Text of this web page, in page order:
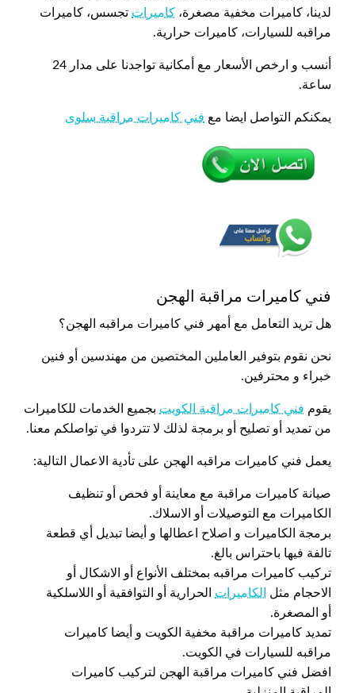
لدينا، كاميرات مخفية مصغرة، كاميرات تجسس، كاميرات
مراقبه للسيارات، كاميرات حرارية.
أنسب و ارخص الأسعار مع أمكانية تواجدنا على مدار 24
ساعة.
يمكنكم التواصل ايضا مع فني كاميرات مراقبة سلوى
فني كاميرات مراقبة الهجن
هل تريد التعامل مع أمهر فني كاميرات مراقبه الهجن؟
نحن نقوم بتوفير العاملين المختصين من مهندسين أو فنين
خبراء و محترفين.
يقوم فني كاميرات مراقبة الكويت بجميع الخدمات للكاميرات
من تمديد أو تصليح أو برمجة لذلك لا تتردوا في تواصلكم معنا.
يعمل فني كاميرات مراقبه الهجن على تأدية الاعمال التالية:
صيانة كاميرات مراقبة مع معاينة أو فحص أو تنظيف
الكاميرات مع التوصيلات أو الاسلاك.
برمجة الكاميرات و اصلاح اعطالها و أيضا تبديل أي قطعة
تالفة فيها باحتراس بالغ.
تركيب كاميرات مراقبه بمختلف الأنواع أو الاشكال أو
الاحجام مثل
الكاميرات الحرارية أو التوافقية أو اللاسلكية
أو المصغرة.
تمديد كاميرات مراقبة مخفية الكويت و أيضا كاميرات
مراقبه للسيارات في الكويت.
افضل فني كاميرات مراقبة الهجن لتركيب كاميرات